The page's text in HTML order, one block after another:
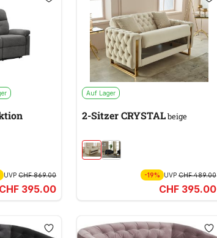
UVPCHF 869.00
CHF 395.00
Auf Lager
2-Sitzer CRYSTALbeige
-19% UVPCHF 489.00
CHF 395.00